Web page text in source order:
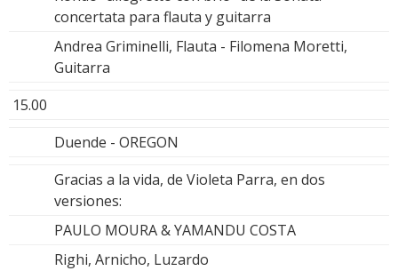
concertata para flauta y guitarra
Andrea Griminelli, Flauta - Filomena Moretti,
Guitarra
15.00
Duende - OREGON
Gracias a la vida, de Violeta Parra, en dos
versiones:
PAULO MOURA & YAMANDU COSTA
Righi, Arnicho, Luzardo